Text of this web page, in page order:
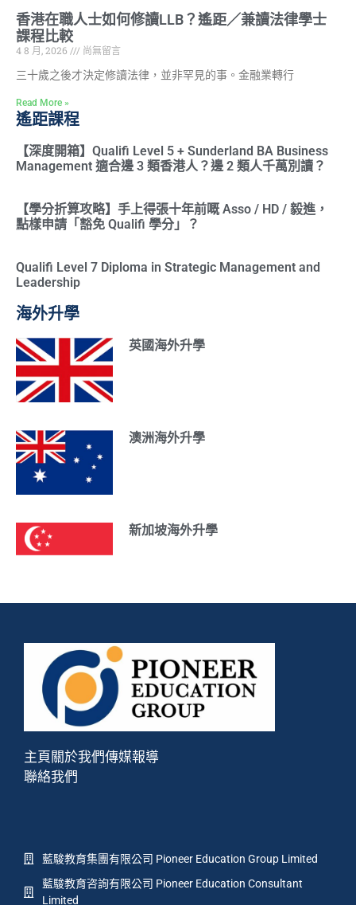
香港在職人士如何修讀LLB？遙距／兼讀法律學士
課程比較
4 8 月, 2026
尚無留言
三十歲之後才決定修讀法律，並非罕見的事。金融業轉行
Read More »
遙距課程
【深度開箱】Qualifi Level 5 + Sunderland BA Business
Management 適合邊 3 類香港人？邊 2 類人千萬別讀？
【學分折算攻略】手上得張十年前嘅 Asso / HD / 毅進，
點樣申請「豁免 Qualifi 學分」？
Qualifi Level 7 Diploma in Strategic Management and
Leadership
海外升學
英國海外升學
澳洲海外升學
新加坡海外升學
主頁關於我們傳媒報導
聯絡我們
藍駿教育集團有限公司 Pioneer Education Group Limited
藍駿教育咨詢有限公司 Pioneer Education Consultant
Limited